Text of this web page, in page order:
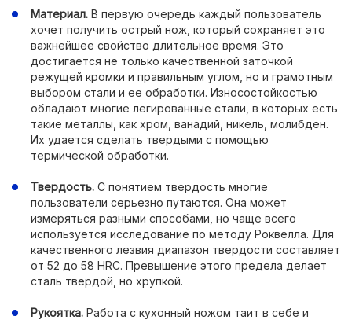
Материал. В первую очередь каждый пользователь
хочет получить острый нож, который сохраняет это
важнейшее свойство длительное время. Это
достигается не только качественной заточкой
режущей кромки и правильным углом, но и грамотным
выбором стали и ее обработки. Износостойкостью
обладают многие легированные стали, в которых есть
такие металлы, как хром, ванадий, никель, молибден.
Их удается сделать твердыми с помощью
термической обработки.
Твердость. С понятием твердость многие
пользователи серьезно путаются. Она может
измеряться разными способами, но чаще всего
используется исследование по методу Роквелла. Для
качественного лезвия диапазон твердости составляет
от 52 до 58 HRC. Превышение этого предела делает
сталь твердой, но хрупкой.
Рукоятка. Работа с кухонный ножом таит в себе и